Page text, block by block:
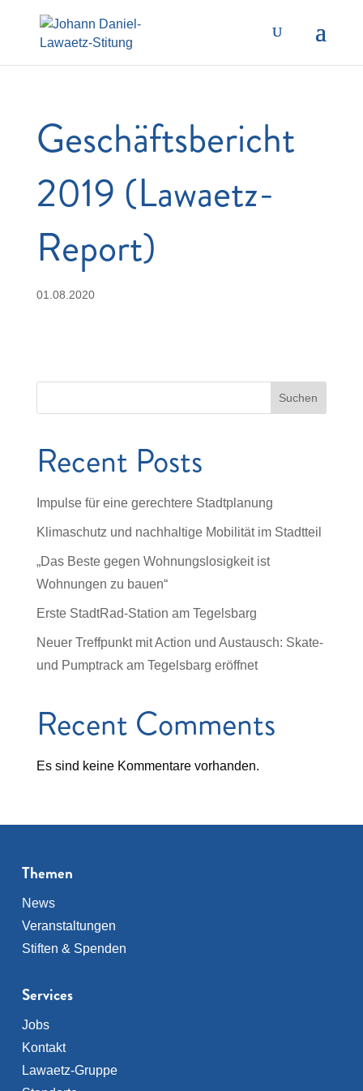
Geschäftsbericht
2019 (Lawaetz-
Report)
01.08.2020
Suchen
Recent Posts
Impulse für eine gerechtere Stadtplanung
Klimaschutz und nachhaltige Mobilität im Stadtteil
„Das Beste gegen Wohnungslosigkeit ist
Wohnungen zu bauen“
Erste StadtRad-Station am Tegelsbarg
Neuer Treffpunkt mit Action und Austausch: Skate-
und Pumptrack am Tegelsbarg eröffnet
Recent Comments
Es sind keine Kommentare vorhanden.
Themen
News
Veranstaltungen
Stiften & Spenden
Services
Jobs
Kontakt
Lawaetz-Gruppe